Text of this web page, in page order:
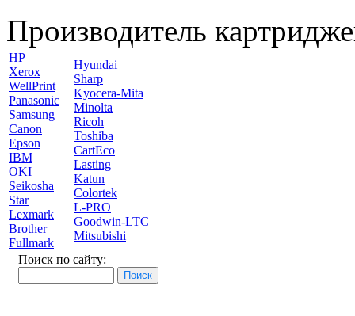
Производитель
HP
Xerox
WellPrint
Panasonic
Samsung
Canon
Epson
IBM
OKI
Seikosha
Star
Lexmark
Brother
Fullmark
Hyundai
Sharp
Kyocera-Mita
Minolta
Ricoh
Toshiba
CartEco
Lasting
Katun
Colortek
L-PRO
Goodwin-LTC
Mitsubishi
Поиск по сайту: